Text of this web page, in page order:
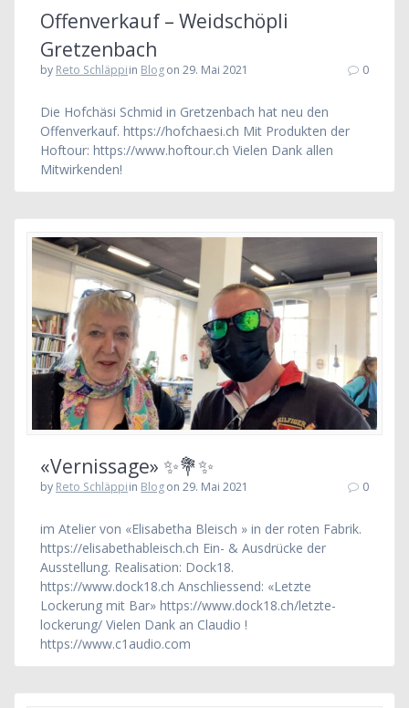
Offenverkauf – Weidschöpli
Gretzenbach
by Reto Schläppiin Blogon 29. Mai 2021 0
Die Hofchäsi Schmid in Gretzenbach hat neu den
Offenverkauf. https://hofchaesi.ch Mit Produkten der
Hoftour: https://www.hoftour.ch Vielen Dank allen
Mitwirkenden!
«Vernissage» ✨💐✨
by Reto Schläppiin Blogon 29. Mai 2021 0
im Atelier von «Elisabetha Bleisch » in der roten Fabrik.
https://elisabethableisch.ch Ein- & Ausdrücke der
Ausstellung. Realisation: Dock18.
https://www.dock18.ch Anschliessend: «Letzte
Lockerung mit Bar» https://www.dock18.ch/letzte-
lockerung/ Vielen Dank an Claudio !
https://www.c1audio.com